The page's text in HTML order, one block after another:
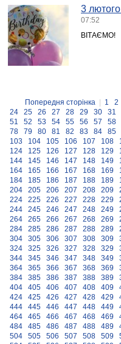
3
07:52
ВІТАЄМО!
Попередня сторінка 1 2
24
25 26 27 28 29 30 31
51
52 53 54 55 56 57 58
78
79 80 81 82 83 84 85
103
104 105 106 107 108
124
125 126 127 128 129
144
145 146 147 148 149
164
165 166 167 168 169
184
185 186 187 188 189
204
205 206 207 208 209
224
225 226 227 228 229
244
245 246 247 248 249
264
265 266 267 268 269
284
285 286 287 288 289
304
305 306 307 308 309
324
325 326 327 328 329
344
345 346 347 348 349
364
365 366 367 368 369
384
385 386 387 388 389
404
405 406 407 408 409
424
425 426 427 428 429
444
445 446 447 448 449
464
465 466 467 468 469
484
485 486 487 488 489
504
505 506 507 508 509